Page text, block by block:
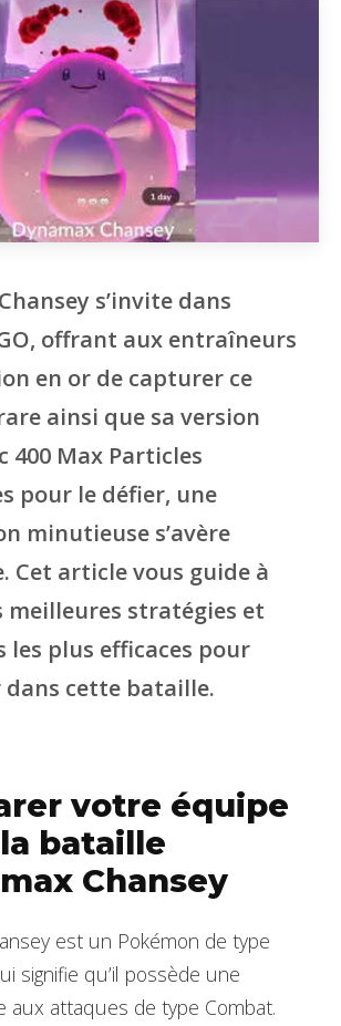
s’invite dans
offrant aux entraîneurs
en or de capturer ce
ainsi que sa version
400 Max Particles
pour le défier, une
minutieuse s’avère
Cet article vous guide à
meilleures stratégies et
les plus efficaces pour
cette bataille.
votre équipe
bataille
Chansey
est un Pokémon de type
signifie qu’il possède une
aux attaques de type Combat.